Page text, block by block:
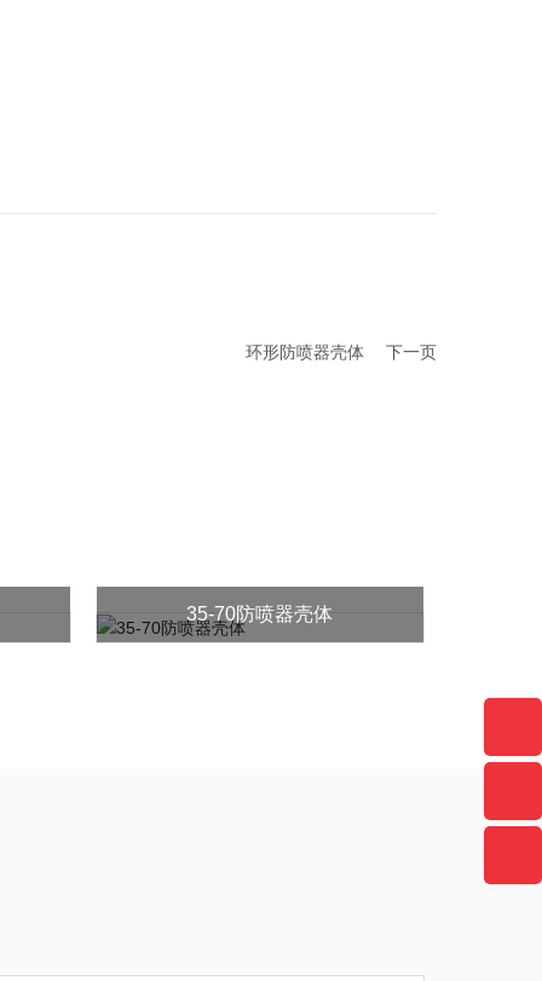
环形防喷器壳体 下一页
35-70防喷器壳体